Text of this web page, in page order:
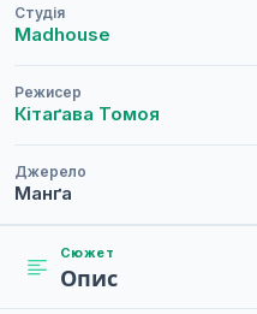
Студія
Madhouse
Режисер
Кітаґава Томоя
Джерело
Манґа
Сюжет
Опис